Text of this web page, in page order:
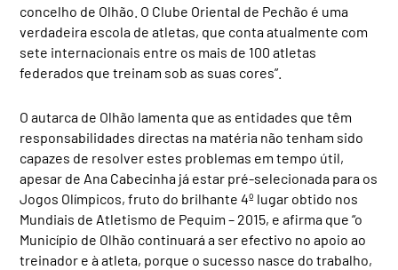
concelho de Olhão. O Clube Oriental de Pechão é uma
verdadeira escola de atletas, que conta atualmente com
sete internacionais entre os mais de 100 atletas
federados que treinam sob as suas cores”.
O autarca de Olhão lamenta que as entidades que têm
responsabilidades directas na matéria não tenham sido
capazes de resolver estes problemas em tempo útil,
apesar de Ana Cabecinha já estar pré-selecionada para os
Jogos Olímpicos, fruto do brilhante 4º lugar obtido nos
Mundiais de Atletismo de Pequim – 2015, e afirma que “o
Município de Olhão continuará a ser efectivo no apoio ao
treinador e à atleta, porque o sucesso nasce do trabalho,